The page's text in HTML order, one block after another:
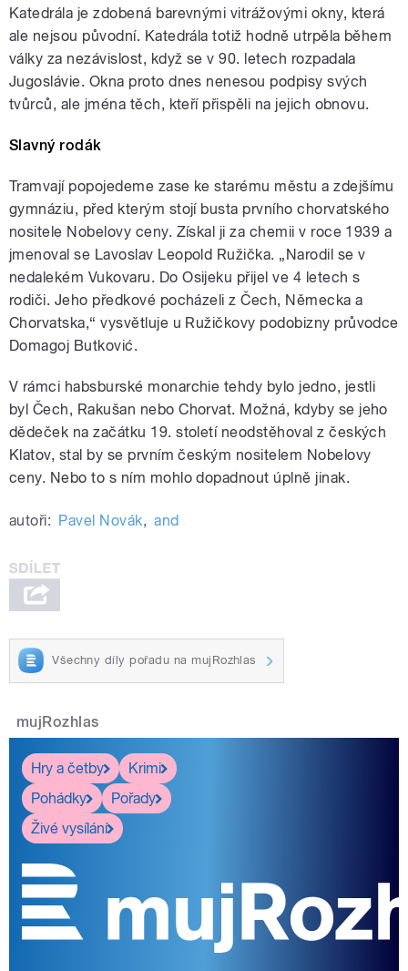
Katedrála je zdobená barevnými vitrážovými okny, která
ale nejsou původní. Katedrála totiž hodně utrpěla během
války za nezávislost, když se v 90. letech rozpadala
Jugoslávie. Okna proto dnes nenesou podpisy svých
tvůrců, ale jména těch, kteří přispěli na jejich obnovu.
Slavný rodák
Tramvají popojedeme zase ke starému městu a zdejšímu
gymnáziu, před kterým stojí busta prvního chorvatského
nositele Nobelovy ceny. Získal ji za chemii v roce 1939 a
jmenoval se Lavoslav Leopold Ružička. „Narodil se v
nedalekém Vukovaru. Do Osijeku přijel ve 4 letech s
rodiči. Jeho předkové pocházeli z Čech, Německa a
Chorvatska,“ vysvětluje u Ružičkovy podobizny průvodce
Domagoj Butković.
V rámci habsburské monarchie tehdy bylo jedno, jestli
byl Čech, Rakušan nebo Chorvat. Možná, kdyby se jeho
dědeček na začátku 19. století neodstěhoval z českých
Klatov, stal by se prvním českým nositelem Nobelovy
ceny. Nebo to s ním mohlo dopadnout úplně jinak.
autoři: Pavel Novák, and
Všechny díly pořadu na mujRozhlas
mujRozhlas
Hry a četby
Krimi
Pohádky
Pořady
Živé vysílání